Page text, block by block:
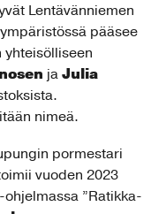
Lentävänniemen
pääsee
yhteisölliseen
ja Julia
nimeä.
pormestari
vuoden 2023
”Ratikka-